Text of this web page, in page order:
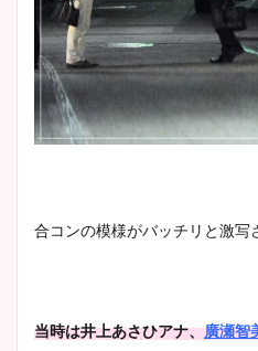
合コンの模様がバッチリと激写
当時は井上あさひアナ、廣瀬智